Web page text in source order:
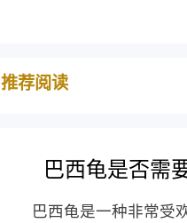
推荐阅读
巴西龟是否需
巴西龟是一种非常受